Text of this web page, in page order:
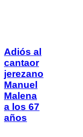
Adiós al
cantaor
jerezano
Manuel
Malena
a los 67
años